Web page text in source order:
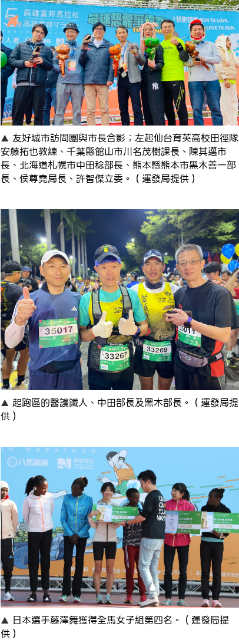
友好城市訪問團與市長合影；左起仙台育英高校田徑隊
安藤拓也教練、千葉縣館山市川名茂樹課長、陳其邁市
長、北海道札幌市中田稔部長、熊本縣熊本市黑木善一部
長、侯尊堯局長、許智傑立委。（運發局提供）
起跑區的醫護鐵人、中田部長及黑木部長。（運發局提
供）
日本選手藤澤舞獲得全馬女子組第四名。（運發局提
供）